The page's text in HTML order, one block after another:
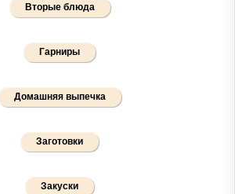
Вторые блюда
Гарниры
Домашняя выпечка
Заготовки
Закуски